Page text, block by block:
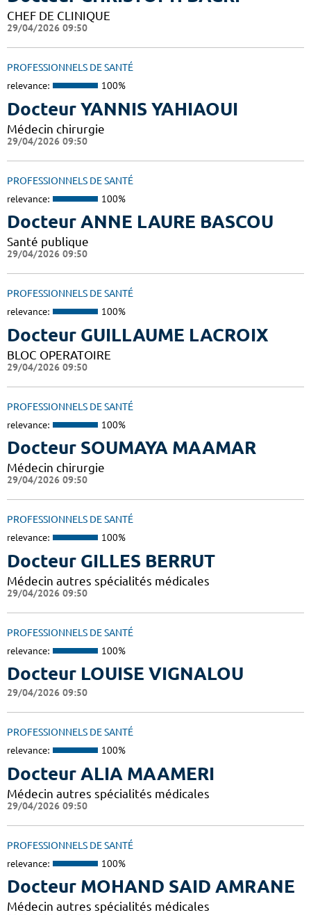
CHEF DE CLINIQUE
29/04/2026 09:50
PROFESSIONNELS DE SANTÉ
relevance: 100%
Docteur YANNIS YAHIAOUI
Médecin chirurgie
29/04/2026 09:50
PROFESSIONNELS DE SANTÉ
relevance: 100%
Docteur ANNE LAURE BASCOU
Santé publique
29/04/2026 09:50
PROFESSIONNELS DE SANTÉ
relevance: 100%
Docteur GUILLAUME LACROIX
BLOC OPERATOIRE
29/04/2026 09:50
PROFESSIONNELS DE SANTÉ
relevance: 100%
Docteur SOUMAYA MAAMAR
Médecin chirurgie
29/04/2026 09:50
PROFESSIONNELS DE SANTÉ
relevance: 100%
Docteur GILLES BERRUT
Médecin autres spécialités médicales
29/04/2026 09:50
PROFESSIONNELS DE SANTÉ
relevance: 100%
Docteur LOUISE VIGNALOU
29/04/2026 09:50
PROFESSIONNELS DE SANTÉ
relevance: 100%
Docteur ALIA MAAMERI
Médecin autres spécialités médicales
29/04/2026 09:50
PROFESSIONNELS DE SANTÉ
relevance: 100%
Docteur MOHAND SAID AMRANE
Médecin autres spécialités médicales